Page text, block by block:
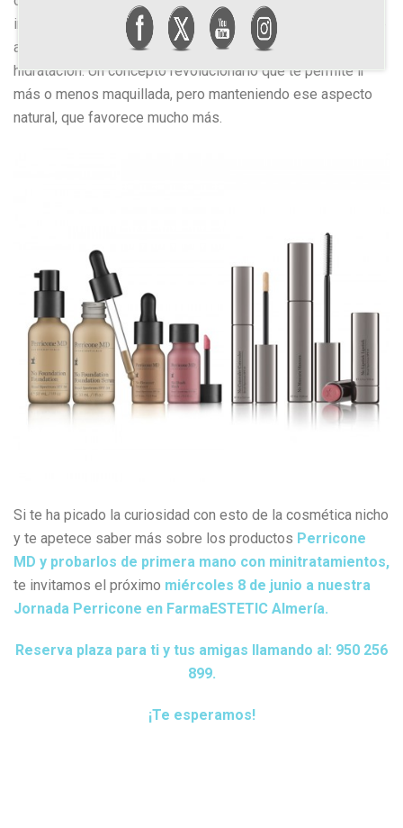
ir maquillada pero sin que se note. Productos naturales que
además de dar color y corregir tono, tratan la piel a nivel
hidratación. Un concepto revolucionario que te permite ir
más o menos maquillada, pero manteniendo ese aspecto
natural, que favorece mucho más.
Si te ha picado la curiosidad con esto de la cosmética nicho
y te apetece saber más sobre los productos Perricone
MD y probarlos de primera mano con minitratamientos,
te invitamos el próximo miércoles 8 de junio a nuestra
Jornada Perricone en FarmaESTETIC Almería.
Reserva plaza para ti y tus amigas llamando al: 950 256
899.
¡Te esperamos!